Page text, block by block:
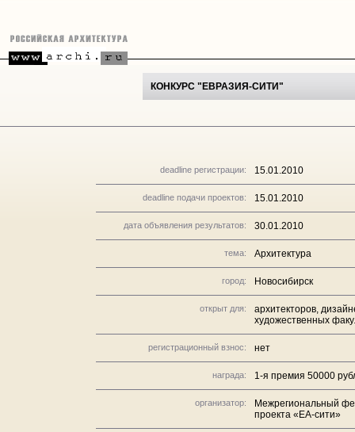
КОНКУРС "ЕВРАЗИЯ-СИТИ"
deadline регистрации: 15.01.2010
deadline подачи проектов: 15.01.2010
дата объявления результатов: 30.01.2010
тема: Архитектура
город: Новосибирск
открыт для:
архитекторов,
художественных
регистрационный взнос: нет
награда: 1-я премия 50000
организатор:
Межрегиональный
проекта «ЕА-сити»